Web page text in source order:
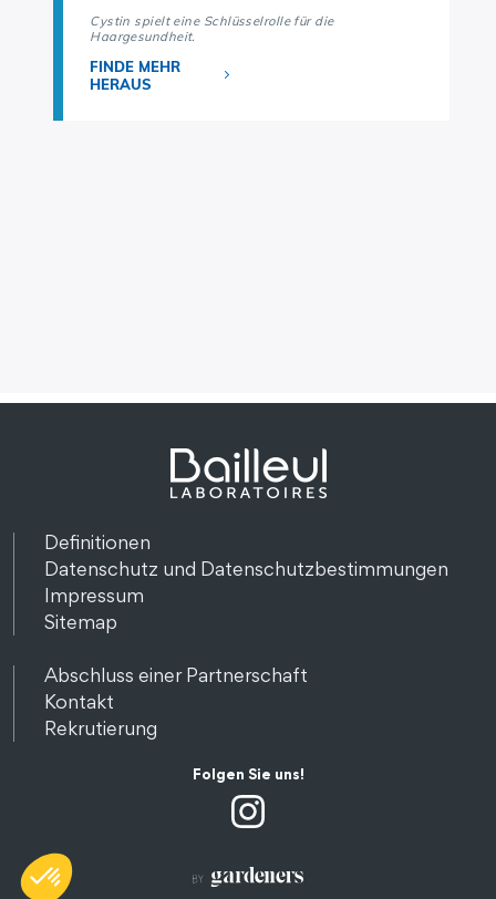
Cystin spielt eine Schlüsselrolle für die
Haargesundheit.
FINDE MEHR
HERAUS
Definitionen
Datenschutz und Datenschutzbestimmungen
Impressum
Sitemap
Abschluss einer Partnerschaft
Kontakt
Rekrutierung
Folgen Sie uns!